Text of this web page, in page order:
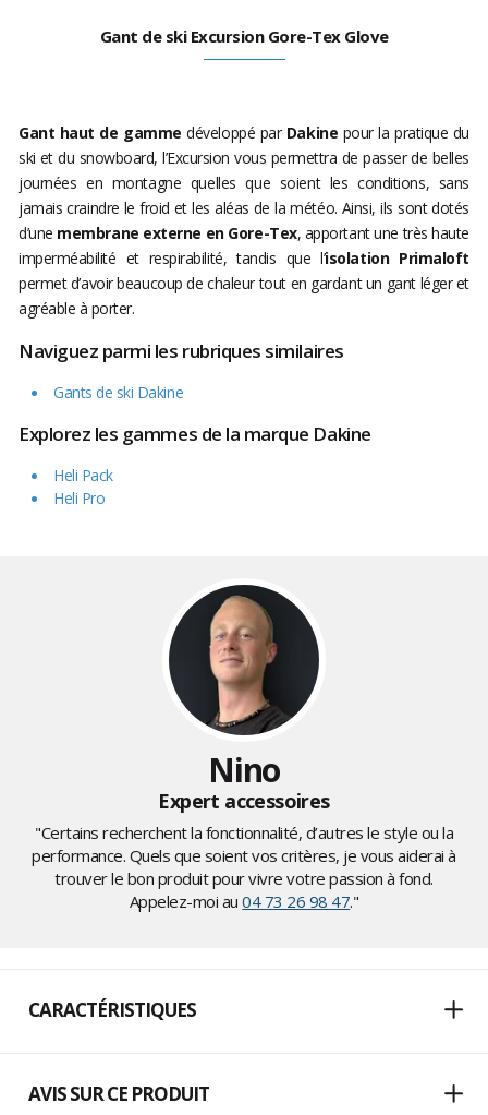
Gant de ski Excursion Gore-Tex Glove
Gant haut de gamme développé par Dakine pour la pratique du
ski et du snowboard, l’Excursion vous permettra de passer de belles
journées en montagne quelles que soient les conditions, sans
jamais craindre le froid et les aléas de la météo. Ainsi, ils sont dotés
d’une membrane externe en Gore-Tex, apportant une très haute
imperméabilité et respirabilité, tandis que l’isolation Primaloft
permet d’avoir beaucoup de chaleur tout en gardant un gant léger et
agréable à porter.
Naviguez parmi les rubriques similaires
Gants de ski Dakine
Explorez les gammes de la marque Dakine
Heli Pack
Heli Pro
Nino
Expert accessoires
"Certains recherchent la fonctionnalité, d’autres le style ou la
performance. Quels que soient vos critères, je vous aiderai à
trouver le bon produit pour vivre votre passion à fond.
Appelez-moi au04 73 26 98 47."
CARACTÉRISTIQUES
AVIS SUR CE PRODUIT